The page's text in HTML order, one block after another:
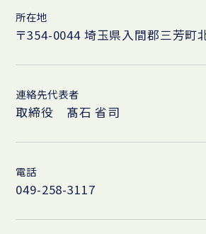
所在地
〒354-0044 埼玉県入間郡三芳町
連絡先代表者
取締役 髙石 省司
電話
049-258-3117